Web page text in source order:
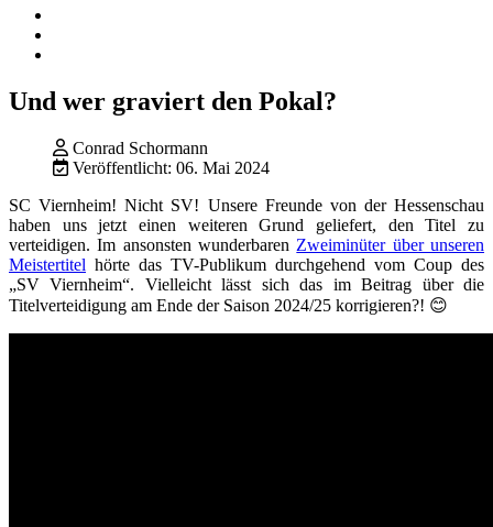
Und wer graviert den Pokal?
Conrad Schormann
Veröffentlicht: 06. Mai 2024
SC Viernheim! Nicht SV! Unsere Freunde von der Hessenschau
haben uns jetzt einen weiteren Grund geliefert, den Titel zu
verteidigen. Im ansonsten wunderbaren Zweiminüter über unseren
Meistertitel hörte das TV-Publikum durchgehend vom Coup des
„SV Viernheim“. Vielleicht lässt sich das im Beitrag über die
Titelverteidigung am Ende der Saison 2024/25 korrigieren?! 😊